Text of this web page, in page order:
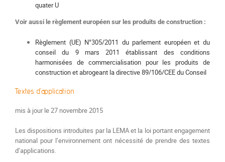
quater U
Voir aussi le règlement européen sur les produits de construction :
Règlement (UE) N°305/2011 du parlement européen et du
conseil du 9 mars 2011 établissant des conditions
harmonisées de commercialisation pour les produits de
construction et abrogeant la directive 89/106/CEE du Conseil
Textes d’application
mis à jour le 27 novembre 2015
Les dispositions introduites par la LEMA et la loi portant engagement
national pour l’environnement ont nécessité de prendre des textes
d’applications.